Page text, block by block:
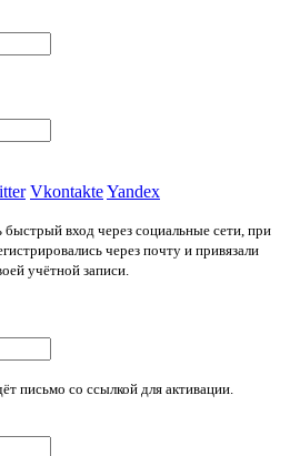
VkontakteYandex
вход через социальные сети, при
через почту и привязали
учётной записи.
письмо со ссылкой для активации.